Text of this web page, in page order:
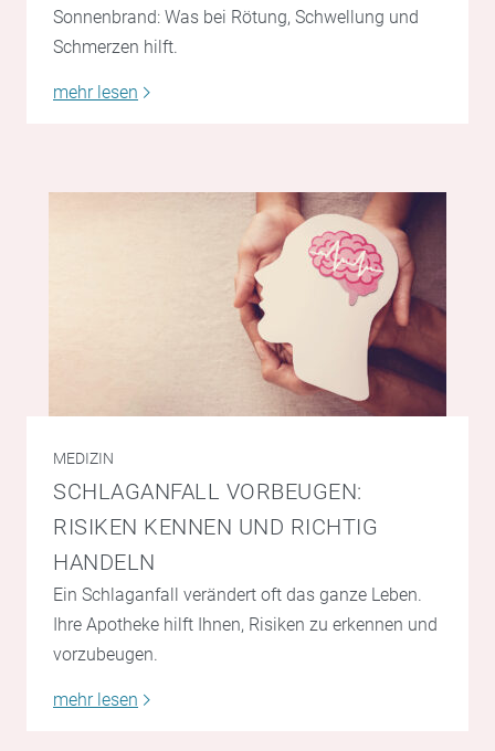
Sonnenbrand: Was bei Rötung, Schwellung und
Schmerzen hilft.
mehr lesen
MEDIZIN
SCHLAGANFALL VORBEUGEN:
RISIKEN KENNEN UND RICHTIG
HANDELN
Ein Schlaganfall verändert oft das ganze Leben.
Ihre Apotheke hilft Ihnen, Risiken zu erkennen und
vorzubeugen.
mehr lesen